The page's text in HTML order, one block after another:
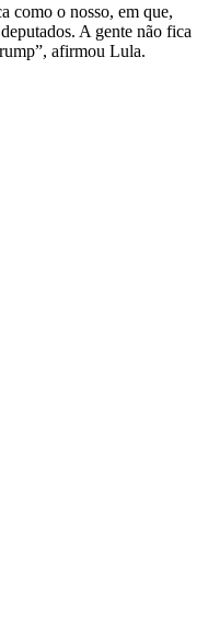
como o nosso, em que,
A gente não fica
afirmou Lula.